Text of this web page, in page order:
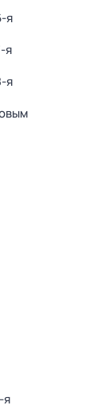
я
я
я
я